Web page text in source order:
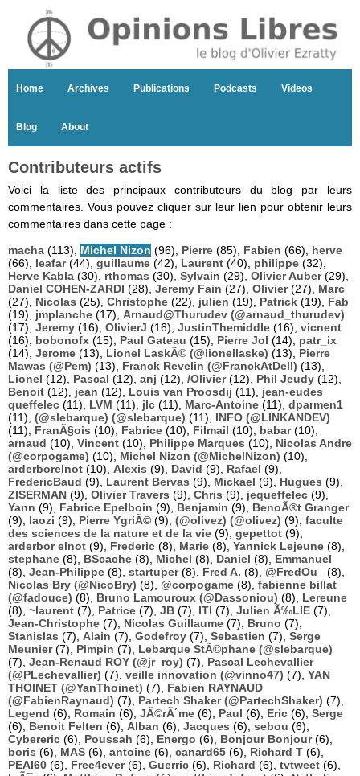
Home Archives Publications Podcasts Videos
Blog About
Contributeurs actifs
Voici la liste des principaux contributeurs du blog par leurs
commentaires. Vous pouvez cliquer sur leur lien pour obtenir leurs
commentaires dans cette page :
macha (113), Michel Nizon (96), Pierre (85), Fabien (66), herve
(66), leafar(44), guillaume (42), Laurent (40), philippe (32),
Herve Kabla (30), rthomas (30), Sylvain (29), Olivier Auber(29),
Daniel COHEN-ZARDI (28), Jeremy Fain (27), Olivier(27), Marc
(27), Nicolas (25), Christophe (22), julien (19), Patrick (19), Fab
(19), jmplanche (17), Arnaud@Thurudev (@arnaud_thurudev)
(17), Jeremy (16), OlivierJ (16), JustinThemiddle (16), vicnent
(16), bobonofx (15), Paul Gateau (15), Pierre Jol (14), patr_ix
(14), Jerome (13), Lionel LaskÃ© (@lionellaske) (13), Pierre
Mawas (@Pem) (13), Franck Revelin (@FranckAtDell) (13),
Lionel (12), Pascal (12), anj (12), /Olivier(12), Phil Jeudy (12),
Benoit (12), jean (12), Louis van Proosdij (11), jean-eudes
queffelec (11), LVM (11), jlc (11), Marc-Antoine (11), dparmen1
(11), (@slebarque) (@slebarque) (11), INFO (@LINKANDEV)
(11), FranÃ§ois (10), Fabrice (10), Filmail (10), babar(10),
arnaud (10), Vincent (10), Philippe Marques (10), Nicolas Andre
(@corpogame) (10), Michel Nizon (@MichelNizon) (10),
arderborelnot (10), Alexis (9), David (9), Rafael (9),
FredericBaud (9), Laurent Bervas (9), Mickael (9), Hugues (9),
ZISERMAN (9), Olivier Travers (9), Chris (9), jequeffelec (9),
Yann (9), Fabrice Epelboin (9), Benjamin (9), BenoÃ®t Granger
(9), laozi (9), Pierre YgriÃ© (9), (@olivez) (@olivez) (9), faculte
des sciences de la nature et de la vie (9), gepettot (9),
arderbor elnot (9), Frederic (8), Marie (8), Yannick Lejeune (8),
stephane (8), BScache (8), Michel (8), Daniel (8), Emmanuel
(8), Jean-Philippe (8), startuper(8), Fred A. (8), @FredOu_
(8),
Nicolas Bry (@NicoBry) (8), @corpogame (8), fabienne billat
(@fadouce) (8), Bruno Lamouroux (@Dassoniou) (8), Lereune
(8), ~laurent (7), Patrice (7), JB (7), ITI (7), Julien Ã‰LIE (7),
Jean-Christophe (7), Nicolas Guillaume (7), Bruno (7),
Stanislas (7), Alain (7), Godefroy (7), Sebastien (7), Serge
Meunier(7), Pimpin (7), Lebarque StÃ©phane (@slebarque)
(7), Jean-Renaud ROY (@jr_roy) (7), Pascal Lechevallier
(@PLechevallier) (7), veille innovation (@vinno47) (7), YAN
THOINET (@YanThoinet) (7), Fabien RAYNAUD
(@FabienRaynaud) (7), Partech Shaker (@PartechShaker) (7),
Legend (6), Romain (6), JÃ©rÃ´me (6), Paul (6), Eric (6), Serge
(6), Benoit Felten (6), Alban (6), Jacques (6), sebou (6),
Cybereric (6), Poussah (6), Energo (6), Bonjour Bonjour(6),
boris (6), MAS (6), antoine (6), canard65 (6), Richard T (6),
PEAI60 (6), Free4ever(6), Guerric (6), Richard (6), tvtweet (6),